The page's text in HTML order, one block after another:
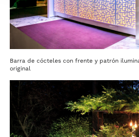
Barra de cócteles con frente y patrón
original